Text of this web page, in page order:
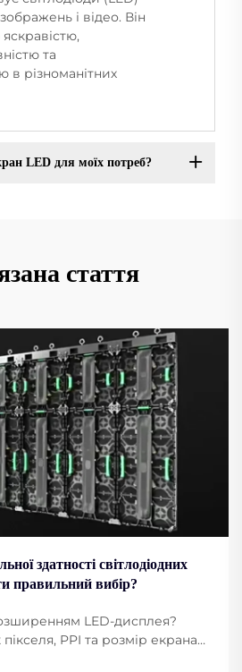
і відео. Він
та
в різноманітних
LED для моїх потреб?
стаття
здатності світлодіодних
правильний вибір?
LED-дисплея?
PPI та розмір екрана